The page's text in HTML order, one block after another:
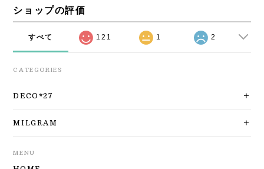
ショップの評価
すべて 121 1 2
CATEGORIES
DECO*27
MILGRAM
MENU